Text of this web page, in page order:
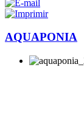
AQUAPONIA